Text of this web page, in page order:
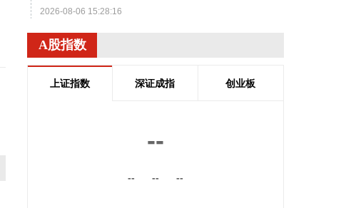
2026-08-06 15:28:16
近日，国内数字韧性企业北京同创永益科技发展有限
公司（简称：同创永益）宣布完成近亿元股权融资。
本轮融资由深圳市龙岗区引导基金投资有限公司、中
体采用超高比例绿电直连，以百万P算力规模，成为
A股指数
上证指数 深证成指 创业板
--
-- -- --